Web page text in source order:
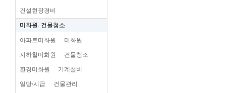
건설현장경비
미화원. 건물청소
아파트미화원 미화원
지하철미화원 건물청소
환경미화원 기계설비
일당/시급 건물관리